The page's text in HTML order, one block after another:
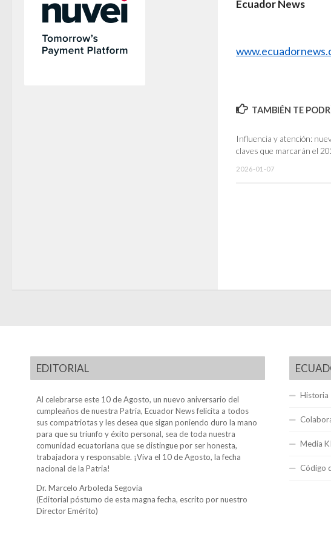
Ecuador News
TAMBIÉN TE
Influencia y atención:
claves que marcarán el
2026-01-07
EDITORIAL
Al celebrarse este 10 de Agosto, un nuevo aniversario del
cumpleaños de nuestra Patria, Ecuador News felicita a todos
sus compatriotas y les desea que sigan poniendo duro la mano
para que su triunfo y éxito personal, sea de toda nuestra
comunidad ecuatoriana que se distingue por ser honesta,
trabajadora y responsable. ¡Viva el 10 de Agosto, la fecha
nacional de la Patria!
Dr. Marcelo Arboleda Segovia
(Editorial póstumo de esta magna fecha, escrito por nuestro
Director Emérito)
Historia
Media
Código